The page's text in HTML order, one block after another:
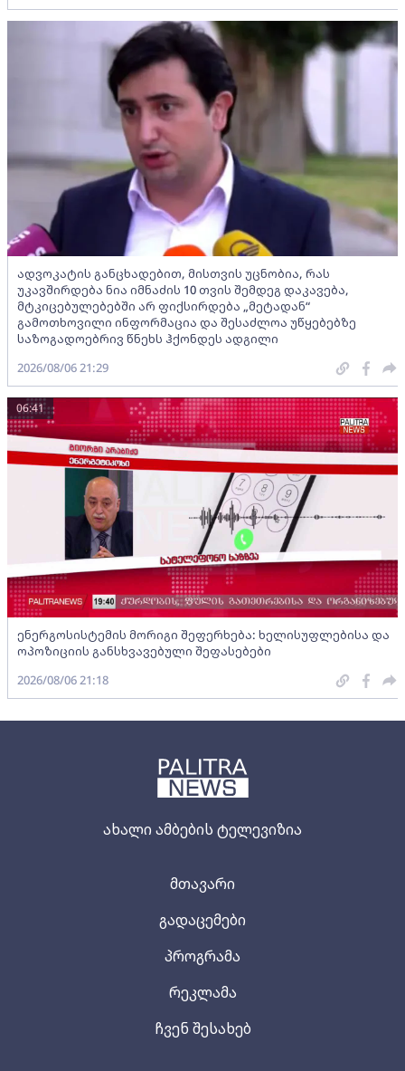
ახალი ამბების ტელევიზია
მთავარი
გადაცემები
პროგრამა
რეკლამა
ჩვენ შესახებ
ადვოკატის განცხადებით, მისთვის უცნობია, რას
უკავშირდება ნია იმნაძის 10 თვის შემდეგ დაკავება,
მტკიცებულებებში არ ფიქსირდება „მეტადან“
გამოთხოვილი ინფორმაცია და შესაძლოა უწყებებზე
საზოგადოებრივ წნეხს ჰქონდეს ადგილი
2026/08/06 21:29
ენერგოსისტემის მორიგი შეფერხება: ხელისუფლებისა და
ოპოზიციის განსხვავებული შეფასებები
06:41
2026/08/06 21:18